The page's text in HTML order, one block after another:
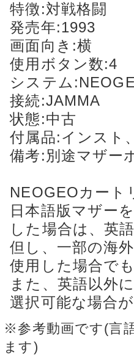
特徴:対戦格闘
発売年:1993
画面向き:横
使用ボタン数:4
システム
接続:JAMMA
状態:中古
付属品:インスト
備考:別途マザー
NEOGEOカート
日本語版マザー
した場合は、英
但し、一部の海
使用した場合で
また、英語以外
選択可能な場合
※参考動画です(言
ます)